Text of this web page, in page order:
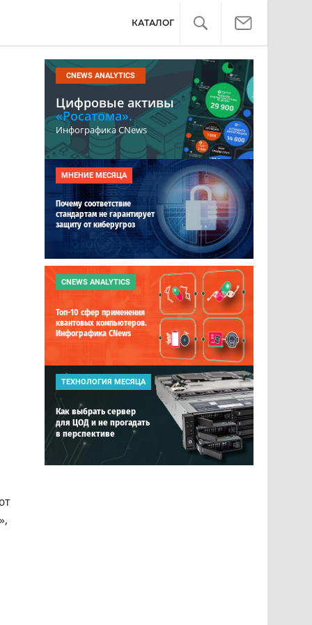
КАТАЛОГ
CNEWS ANALYTICS
Цифровые активы
«Росатома».
Инфографика CNews
МНЕНИЕ МЕСЯЦА
Почему соответствие
стандартам не гарантирует
защиту от киберугроз
CNEWS ANALYTICS
Топ-10 сфер применения
квантовых компьютеров.
Инфографика CNews
ТЕХНОЛОГИЯ МЕСЯЦА
Как выбрать сервер
для ЦОД и не прогадать
в перспективе